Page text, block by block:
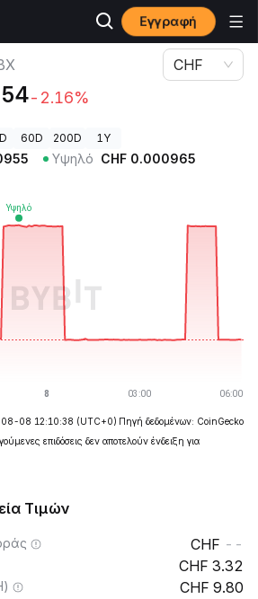
Εγγραφή
FireBot Τιμή FBX
-2.16%
CHF
60D 200D 1Y
Υψηλό CHF 0.000965
08-08 12:10:38 (UTC+0) Πηγή δεδομένων: CoinGecko
επιδόσεις δεν αποτελούν ένδειξη για
Τιμών
--
3.32
9.80